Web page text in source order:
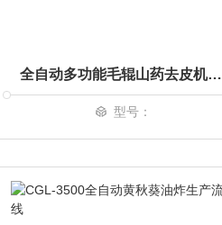
全自动多功能毛辊山药去皮机清洗机 食品清洗设备
型号：